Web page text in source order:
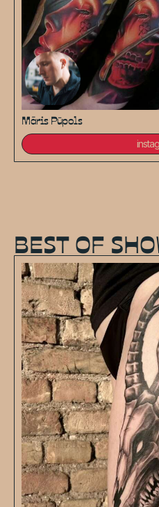
Māris Pūpols
BEST OF